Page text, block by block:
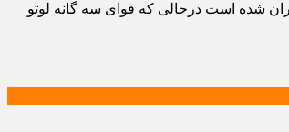
شده است درحالی که قوای سه گانه لوتو